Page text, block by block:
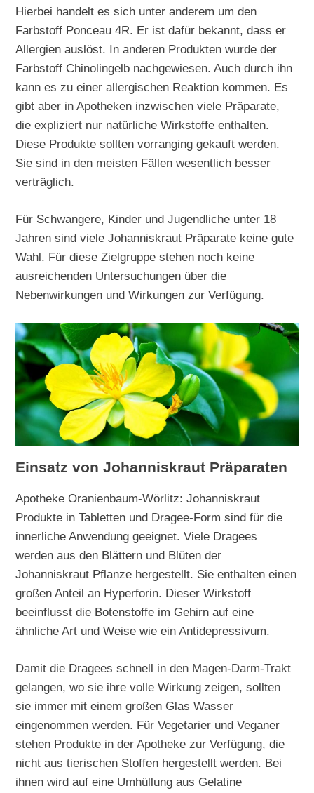
Hierbei handelt es sich unter anderem um den
Farbstoff Ponceau 4R. Er ist dafür bekannt, dass er
Allergien auslöst. In anderen Produkten wurde der
Farbstoff Chinolingelb nachgewiesen. Auch durch ihn
kann es zu einer allergischen Reaktion kommen. Es
gibt aber in Apotheken inzwischen viele Präparate,
die expliziert nur natürliche Wirkstoffe enthalten.
Diese Produkte sollten vorranging gekauft werden.
Sie sind in den meisten Fällen wesentlich besser
verträglich.
Für Schwangere, Kinder und Jugendliche unter 18
Jahren sind viele Johanniskraut Präparate keine gute
Wahl. Für diese Zielgruppe stehen noch keine
ausreichenden Untersuchungen über die
Nebenwirkungen und Wirkungen zur Verfügung.
Einsatz von Johanniskraut Präparaten
Apotheke Oranienbaum-Wörlitz: Johanniskraut
Produkte in Tabletten und Dragee-Form sind für die
innerliche Anwendung geeignet. Viele Dragees
werden aus den Blättern und Blüten der
Johanniskraut Pflanze hergestellt. Sie enthalten einen
großen Anteil an Hyperforin. Dieser Wirkstoff
beeinflusst die Botenstoffe im Gehirn auf eine
ähnliche Art und Weise wie ein Antidepressivum.
Damit die Dragees schnell in den Magen-Darm-Trakt
gelangen, wo sie ihre volle Wirkung zeigen, sollten
sie immer mit einem großen Glas Wasser
eingenommen werden. Für Vegetarier und Veganer
stehen Produkte in der Apotheke zur Verfügung, die
nicht aus tierischen Stoffen hergestellt werden. Bei
ihnen wird auf eine Umhüllung aus Gelatine